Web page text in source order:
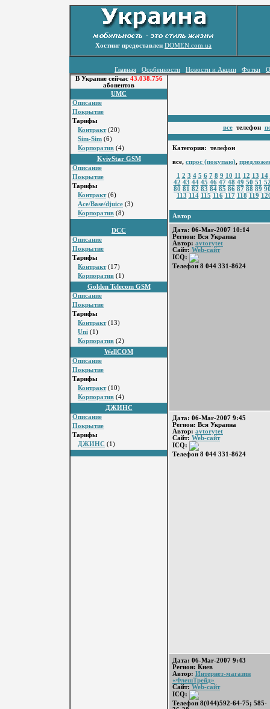
Хостинг предоставлен DOMEN.com.ua
Главная Особенности Новости и Акции Фотки
В Украине сейчас 43.038.756
абонентов
UMC
Описание
Покрытие
Тарифы
Контракт(20)
Sim-Sim (6)
Корпоратив (4)
KyivStar GSM
Описание
Покрытие
Тарифы
Контракт(6)
Ace/Base/djuice (3)
Корпоратив (8)
DCC
Описание
Покрытие
Тарифы
Контракт(17)
Корпоратив (1)
Golden Telecom GSM
Описание
Покрытие
Тарифы
Контракт(13)
Uni (1)
Корпоратив (2)
WellCOM
Описание
Покрытие
Тарифы
Контракт(10)
Корпоратив (4)
ДЖИНС
Описание
Покрытие
Тарифы
ДЖИНС (1)
всетелефон
Категория: телефон
все, спрос (покупаю),
1 2 3 4 5 6 7 8 9 10 11 12 13 14
42 43 44 45 46 47 48 49 50 51
80 81 82 83 84 85 86 87 88 89
113 114 115 116 117 118 119
Автор
Дата: 06-Mar-2007 10:14
Регион: Вся Украина
Автор: avtorytet
Сайт: Web-сайт
ICQ:
Телефон 8 044 331-8624
Дата: 06-Mar-2007 9:45
Регион: Вся Украина
Автор: avtorytet
Сайт: Web-сайт
ICQ:
Телефон 8 044 331-8624
Дата: 06-Mar-2007 9:43
Регион: Киев
Автор: Интернет-магазин
«ФлешТрейд»
Сайт: Web-сайт
ICQ:
Телефон 8(044)592-64-75; 585-